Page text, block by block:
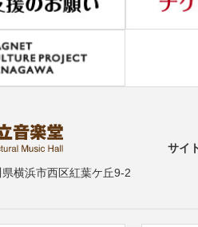
横浜市西区紅葉ケ丘9-2
サイ